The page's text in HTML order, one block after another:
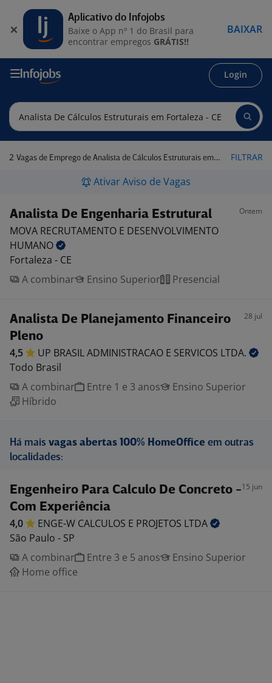
Login
2 Vagas de Emprego de Analista de Cálculos Estruturais em Fortaleza - CE FILTRAR
Ativar Aviso de Vagas
Analista De Engenharia Estrutural Ontem
MOVA RECRUTAMENTO E DESENVOLVIMENTO
HUMANO
Fortaleza - CE
A combinar
Ensino Superior Presencial
Analista De Planejamento Financeiro
Pleno
28 jul
4,5 UP BRASIL ADMINISTRACAO E SERVICOS LTDA.
Todo Brasil
A combinar
Entre 1 e 3 anos
Ensino Superior
Híbrido
Há mais vagas abertas 100% HomeOffice em outras
localidades:
Engenheiro Para Calculo De Concreto -
Com Experiência
15 jun
4,0 ENGE-W CALCULOS E PROJETOS LTDA
São Paulo - SP
A combinar
Entre 3 e 5 anos
Ensino Superior
Home office
Aplicativo do Infojobs
Baixe o App nº 1 do Brasil para
encontrar empregos GRÁTIS!!
BAIXAR